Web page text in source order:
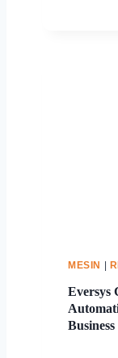
MESIN |
Eversys
Business